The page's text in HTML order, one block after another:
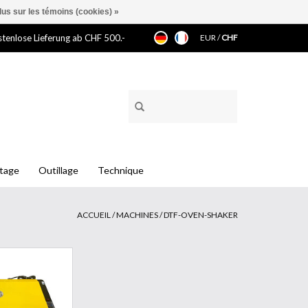
Lieferung ab CHF 500.- EUR/CHF
Outillage Technique
ACCUEIL/MACHINES/DTF-OVEN-SHAKER
PANIER
sur les témoins (cookies) »